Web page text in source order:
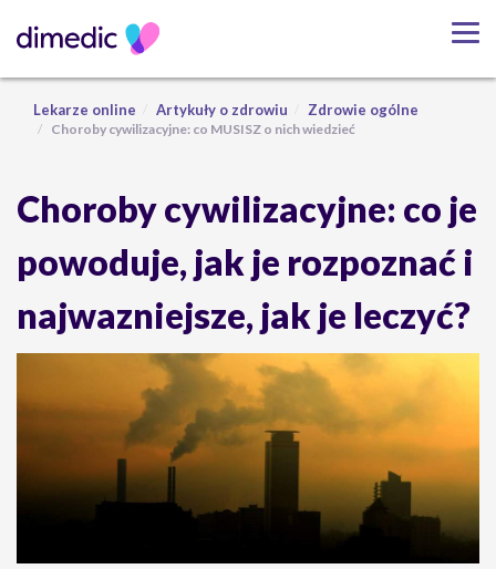
Lekarze online Artykuły o zdrowiu Zdrowie ogólne
Choroby cywilizacyjne: co MUSISZ o nich wiedzieć
Choroby cywilizacyjne: co je
powoduje, jak je rozpoznać i
najwazniejsze, jak je leczyć?